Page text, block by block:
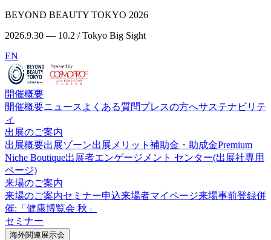
BEYOND BEAUTY TOKYO 2026
2026.9.30 — 10.2 / Tokyo Big Sight
EN
開催概要
開催概要ニュース よくある質問プレスの方へサステナビリテ
ィ
出展のご案内
出展概要出展ゾーン出展メリット 補助金・助成金Premium
Niche Boutique出展者エンゲージメント センター(出展社専用
ページ)
来場のご案内
来場のご案内セミナー申込来場者マイページ来場事前登録併
催:「健康博覧会 秋」
セミナー
海外関連展示会